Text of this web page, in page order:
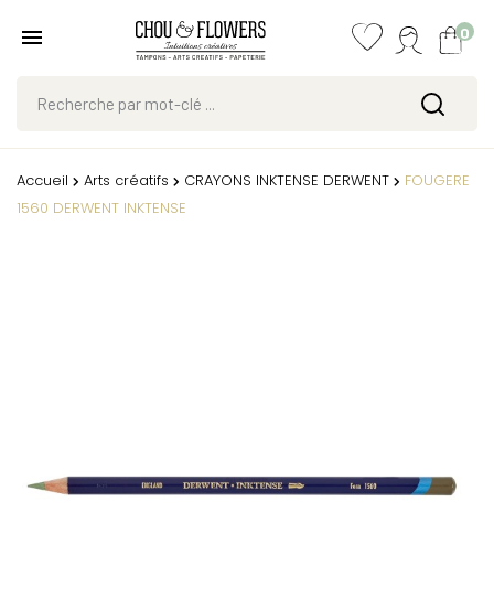
0
Accueil Arts créatifs CRAYONS INKTENSE DERWENT
FOUGERE
1560 DERWENT INKTENSE